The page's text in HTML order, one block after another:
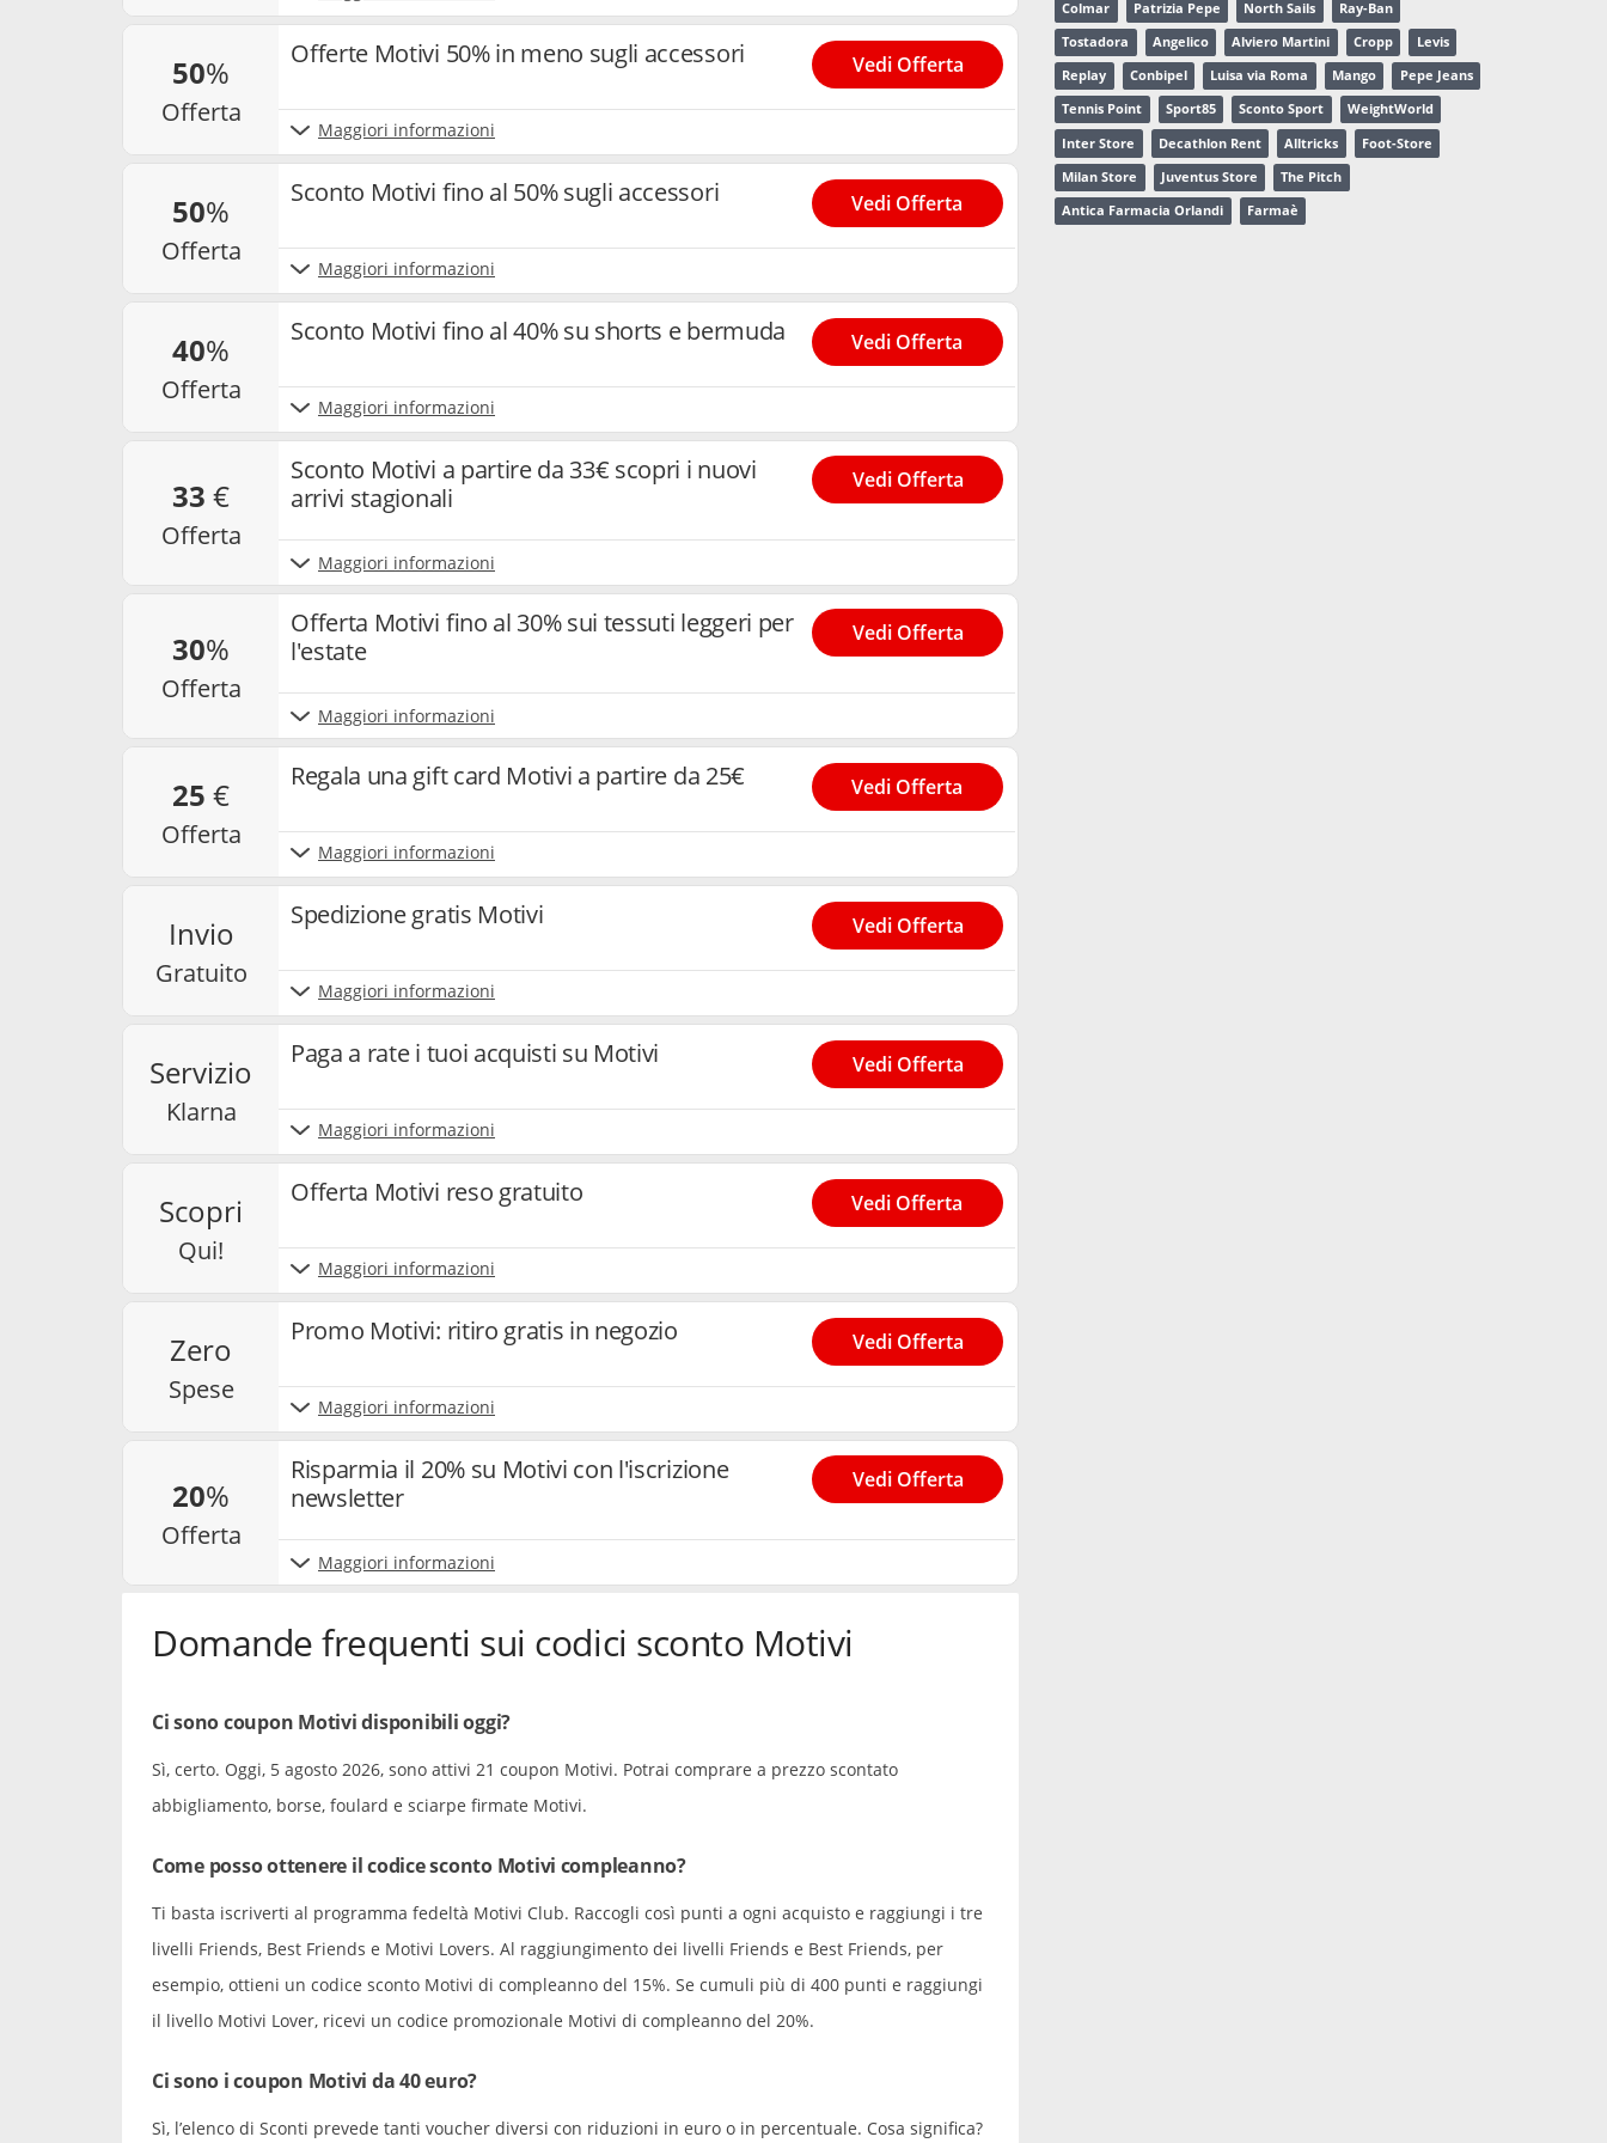
50%
offerta
Offerte Motivi 50% in meno sugli accessori
Maggiori informazioni
Vedi Offerta
50%
offerta
Sconto Motivi fino al 50% sugli accessori
Maggiori informazioni
Vedi Offerta
40%
offerta
Sconto Motivi fino al 40% su shorts e bermuda
Maggiori informazioni
Vedi Offerta
33 €
offerta
Sconto Motivi a partire da 33€ scopri i nuovi
arrivi stagionali
Maggiori informazioni
Vedi Offerta
30%
offerta
Offerta Motivi fino al 30% sui tessuti leggeri per
l'estate
Maggiori informazioni
Vedi Offerta
25 €
offerta
Regala una gift card Motivi a partire da 25€
Maggiori informazioni
Vedi Offerta
invio
gratuito
Spedizione gratis Motivi
Maggiori informazioni
Vedi Offerta
servizio
klarna
Paga a rate i tuoi acquisti su Motivi
Maggiori informazioni
Vedi Offerta
scopri
qui!
Offerta Motivi reso gratuito
Maggiori informazioni
Vedi Offerta
zero
spese
Promo Motivi: ritiro gratis in negozio
Maggiori informazioni
Vedi Offerta
20%
offerta
Risparmia il 20% su Motivi con l'iscrizione
newsletter
Maggiori informazioni
Vedi Offerta
Domande frequenti sui codici sconto Motivi
Ci sono coupon Motivi disponibili oggi?
Sì, certo. Oggi, 5 agosto 2026, sono attivi 21 coupon Motivi. Potrai comprare a prezzo scontato
abbigliamento, borse, foulard e sciarpe firmate Motivi.
Come posso ottenere il codice sconto Motivi compleanno?
Ti basta iscriverti al programma fedeltà Motivi Club. Raccogli così punti a ogni acquisto e raggiungi i tre
livelli Friends, Best Friends e Motivi Lovers. Al raggiungimento dei livelli Friends e Best Friends, per
esempio, ottieni un codice sconto Motivi di compleanno del 15%. Se cumuli più di 400 punti e raggiungi
il livello Motivi Lover, ricevi un codice promozionale Motivi di compleanno del 20%.
Ci sono i coupon Motivi da 40 euro?
Sì, l’elenco di Sconti prevede tanti voucher diversi con riduzioni in euro o in percentuale. Cosa significa?
Colmar Patrizia Pepe North Sails Ray-Ban
Tostadora Angelico Alviero Martini Cropp Levis
Replay Conbipel Luisa via Roma Mango Pepe Jeans
Tennis Point Sport85 Sconto Sport WeightWorld
Inter Store Decathlon Rent Alltricks Foot-Store
Milan Store Juventus Store The Pitch
Antica Farmacia Orlandi Farmaè